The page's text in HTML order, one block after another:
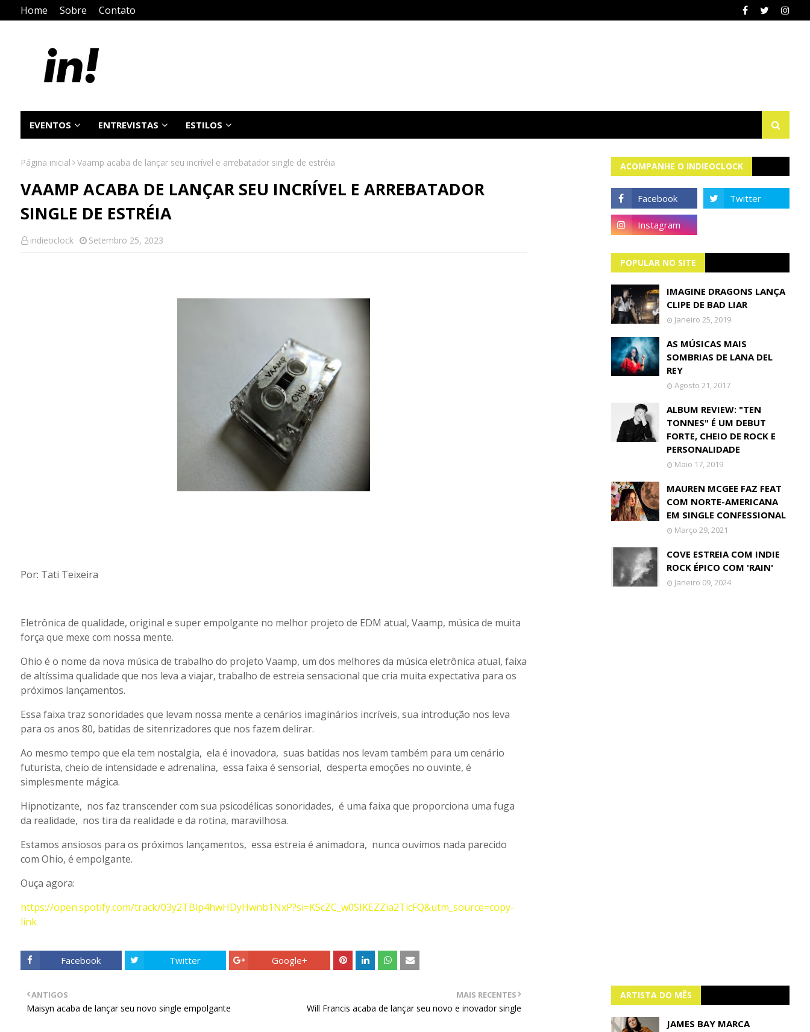
Home Sobre Contato
EVENTOS ENTREVISTAS ESTILOS
Página inicial Vaamp acaba de lançar seu incrível e arrebatador single de estréia
VAAMP ACABA DE LANÇAR SEU INCRÍVEL E ARREBATADOR
SINGLE DE ESTRÉIA
indieoclock Setembro 25, 2023
Por: Tati Teixeira
Eletrônica de qualidade, original e super empolgante no melhor projeto de EDM atual, Vaamp, música de muita
força que mexe com nossa mente.
Ohio é o nome da nova música de trabalho do projeto Vaamp, um dos melhores da música eletrônica atual, faixa
de altíssima qualidade que nos leva a viajar, trabalho de estreia sensacional que cria muita expectativa para os
próximos lançamentos.
Essa faixa traz sonoridades que levam nossa mente a cenários imaginários incríveis, sua introdução nos leva
para os anos 80, batidas de sitenrizadores que nos fazem delirar.
Ao mesmo tempo que ela tem nostalgia, ela é inovadora, suas batidas nos levam também para um cenário
futurista, cheio de intensidade e adrenalina, essa faixa é sensorial, desperta emoções no ouvinte, é
simplesmente mágica.
Hipnotizante, nos faz transcender com sua psicodélicas sonoridades, é uma faixa que proporciona uma fuga
da realidade, nos tira da realidade e da rotina, maravilhosa.
Estamos ansiosos para os próximos lançamentos, essa estreia é animadora, nunca ouvimos nada parecido
com Ohio, é empolgante.
Ouça agora:
https://open.spotify.com/track/03y2TBip4hwHDyHwnb1NxP?si=KScZC_w0SIKEZZia2TicFQ&utm_source=copy-
link
Facebook Twitter Google+
MAIS RECENTES
Will Francis acaba de lançar seu novo e inovador single
ANTIGOS
Maisyn acaba de lançar seu novo single empolgante
ACOMPANHE O INDIEOCLOCK
POPULAR NO SITE
IMAGINE DRAGONS LANÇA
CLIPE DE BAD LIAR
Janeiro 25, 2019
AS MÚSICAS MAIS
SOMBRIAS DE LANA DEL
REY
Agosto 21, 2017
ALBUM REVIEW: "TEN
TONNES" É UM DEBUT
FORTE, CHEIO DE ROCK E
PERSONALIDADE
Maio 17, 2019
MAUREN MCGEE FAZ FEAT
COM NORTE-AMERICANA
EM SINGLE CONFESSIONAL
Março 29, 2021
COVE ESTREIA COM INDIE
ROCK ÉPICO COM 'RAIN'
Janeiro 09, 2024
ARTISTA DO MÊS
JAMES BAY MARCA